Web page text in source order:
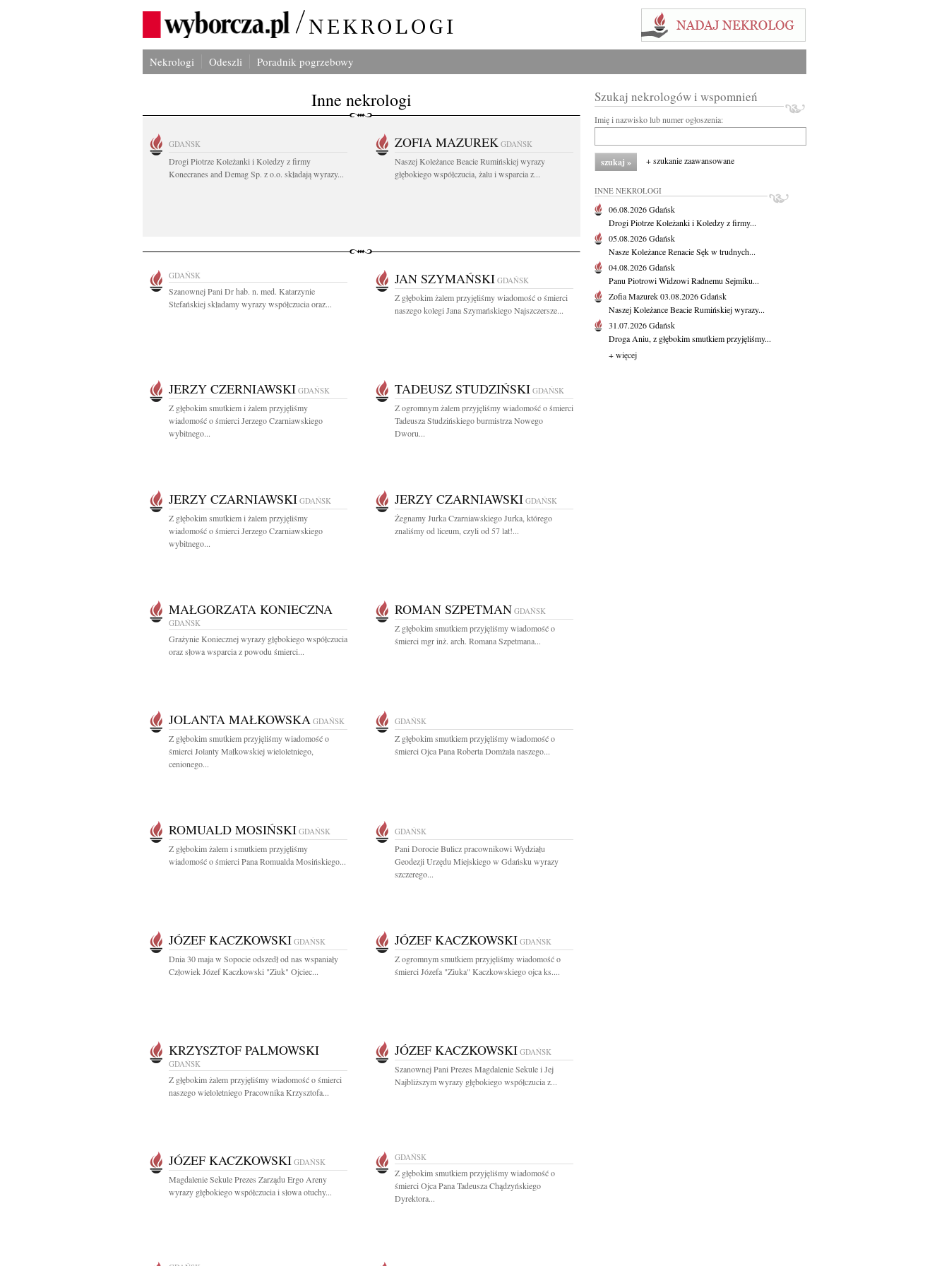
Nekrologi Odeszli Poradnik pogrzebowy
Inne nekrologi
GDAŃSK
Drogi Piotrze Koleżanki i Koledzy z firmy
Konecranes and Demag Sp. z o.o. składają wyrazy...
ZOFIA MAZUREK GDAŃSK
Naszej Koleżance Beacie Rumińskiej wyrazy
głębokiego współczucia, żalu i wsparcia z...
GDAŃSK
Szanownej Pani Dr hab. n. med. Katarzynie
Stefańskiej składamy wyrazy współczucia oraz...
JAN SZYMAŃSKI GDAŃSK
Z głębokim żalem przyjęliśmy wiadomość o śmierci
naszego kolegi Jana Szymańskiego Najszczersze...
JERZY CZERNIAWSKI GDAŃSK
Z głębokim smutkiem i żalem przyjęliśmy
wiadomość o śmierci Jerzego Czarniawskiego
wybitnego...
TADEUSZ STUDZIŃSKI GDAŃSK
Z ogromnym żalem przyjęliśmy wiadomość o śmierci
Tadeusza Studzińskiego burmistrza Nowego
Dworu...
JERZY CZARNIAWSKI GDAŃSK
Z głębokim smutkiem i żalem przyjęliśmy
wiadomość o śmierci Jerzego Czarniawskiego
wybitnego...
JERZY CZARNIAWSKI GDAŃSK
Żegnamy Jurka Czarniawskiego Jurka, którego
znaliśmy od liceum, czyli od 57 lat!...
MAŁGORZATA KONIECZNA
GDAŃSK
Grażynie Koniecznej wyrazy głębokiego współczucia
oraz słowa wsparcia z powodu śmierci...
ROMAN SZPETMAN GDAŃSK
Z głębokim smutkiem przyjęliśmy wiadomość o
śmierci mgr inż. arch. Romana Szpetmana...
JOLANTA MAŁKOWSKA GDAŃSK
Z głębokim smutkiem przyjęliśmy wiadomość o
śmierci Jolanty Małkowskiej wieloletniego,
cenionego...
GDAŃSK
Z głębokim smutkiem przyjęliśmy wiadomość o
śmierci Ojca Pana Roberta Domżała naszego...
ROMUALD MOSIŃSKI GDAŃSK
Z głębokim żalem i smutkiem przyjęliśmy
wiadomość o śmierci Pana Romualda Mosińskiego...
GDAŃSK
Pani Dorocie Bulicz pracownikowi Wydziału
Geodezji Urzędu Miejskiego w Gdańsku wyrazy
szczerego...
JÓZEF KACZKOWSKI GDAŃSK
Dnia 30 maja w Sopocie odszedł od nas wspaniały
Człowiek Józef Kaczkowski "Ziuk" Ojciec...
JÓZEF KACZKOWSKI GDAŃSK
Z ogromnym smutkiem przyjęliśmy wiadomość o
śmierci Józefa "Ziuka" Kaczkowskiego ojca ks....
KRZYSZTOF PALMOWSKI
GDAŃSK
Z głębokim żalem przyjęliśmy wiadomość o śmierci
naszego wieloletniego Pracownika Krzysztofa...
JÓZEF KACZKOWSKI GDAŃSK
Szanownej Pani Prezes Magdalenie Sekule i Jej
Najbliższym wyrazy głębokiego współczucia z...
JÓZEF KACZKOWSKI GDAŃSK
Magdalenie Sekule Prezes Zarządu Ergo Areny
wyrazy głębokiego współczucia i słowa otuchy...
GDAŃSK
Z głębokim smutkiem przyjęliśmy wiadomość o
śmierci Ojca Pana Tadeusza Chądzyńskiego
Dyrektora...
Szukaj nekrologów i wspomnień
Imię i nazwisko lub numer ogłoszenia:
+ szukanie zaawansowane
INNE NEKROLOGI
06.08.2026Gdańsk
Drogi Piotrze Koleżanki i Koledzy z firmy...
05.08.2026Gdańsk
Nasze Koleżance Renacie Sęk w trudnych...
04.08.2026Gdańsk
Panu Piotrowi Widzowi Radnemu Sejmiku...
Zofia Mazurek03.08.2026Gdańsk
Naszej Koleżance Beacie Rumińskiej wyrazy...
31.07.2026Gdańsk
Droga Aniu, z głębokim smutkiem przyjęliśmy...
+ więcej